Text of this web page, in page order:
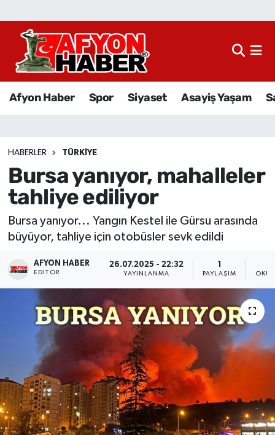
Afyon Haber Spor Siyaset Asayiş Yaşam
HABERLER TÜRKIYE
Bursa yanıyor, mahalleler
tahliye ediliyor
Bursa yanıyor... Yangın Kestel ile Gürsu arasında
büyüyor, tahliye için otobüsler sevk edildi
AFYON HABER
EDITÖR
26.07.2025 - 22:32
YAYINLANMA PAYLAŞIM
Afyon Haber
Sağlık
Eğitim
Sivil Toplum
Ekonomi
Magazin
Etkinlikler